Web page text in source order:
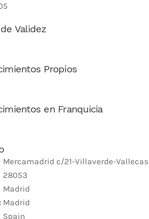
Validez
Propios
en Franquicia
Mercamadrid c/21-Villaverde-Vallecas
28053
Madrid
Madrid
Spain